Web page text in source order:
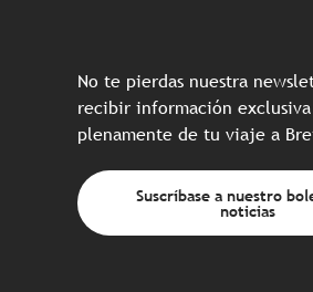
No te pierdas nuestra
recibir información
plenamente de tu viaje a
Suscríbase a nuestro
noticias